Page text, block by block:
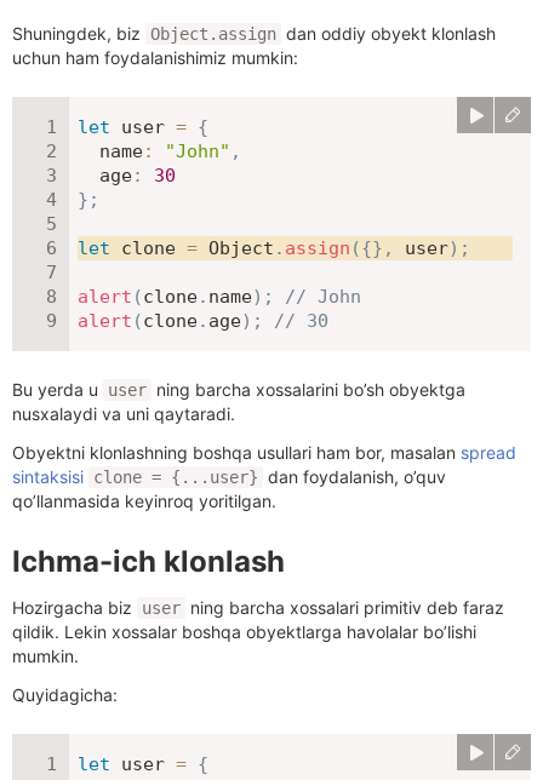
Shuningdek, biz Object.assign dan oddiy obyekt klonlash
uchun ham foydalanishimiz mumkin:
let user = {
name: "John" ,
age:
30
} ;
let clone = Object . assign ({} , user) ;
alert (clone. name) ;
// John
alert (clone. age) ; // 30
Bu yerda u user ning barcha xossalarini bo’sh obyektga
nusxalaydi va uni qaytaradi.
Obyektni klonlashning boshqa usullari ham bor, masalan spread
sintaksisi clone = {...user} dan foydalanish, o’quv
qo’llanmasida keyinroq yoritilgan.
Ichma-ich klonlash
Hozirgacha biz user ning barcha xossalari primitiv deb faraz
qildik. Lekin xossalar boshqa obyektlarga havolalar bo’lishi
mumkin.
Quyidagicha:
let user = {